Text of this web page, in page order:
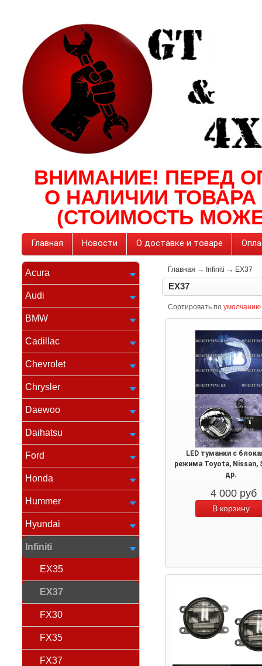
ВНИМАНИЕ! ПЕРЕД
О НАЛИЧИИ
(СТОИМОСТЬ
Главная Новости О доставке и товаре
Acura
Audi
BMW
Cadillac
Chevrolet
Chrysler
Daewoo
Daihatsu
Ford
Honda
Hummer
Hyundai
Infiniti
EX35
EX37
FX30
FX35
FX37
Главная → Infiniti → EX37
EX37
Сортировать по умолчанию
LED туманки с
режима Toyota, Nissan,
др.
4 000 руб